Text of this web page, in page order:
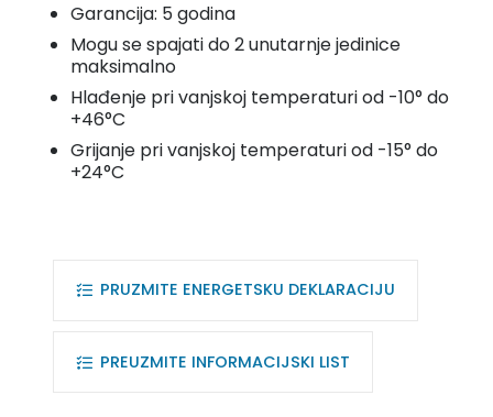
Garancija: 5 godina
Mogu se spajati do 2 unutarnje jedinice
maksimalno
Hlađenje pri vanjskoj temperaturi od -10° do
+46°C
Grijanje pri vanjskoj temperaturi od -15° do
+24°C
PRUZMITE ENERGETSKU DEKLARACIJU
PREUZMITE INFORMACIJSKI LIST